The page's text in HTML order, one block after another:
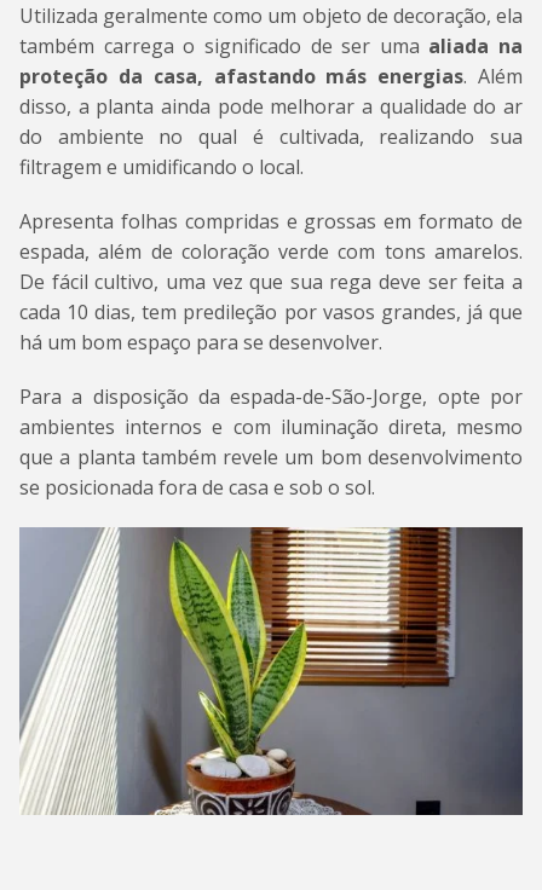
Utilizada geralmente como um objeto de decoração, ela
também carrega o significado de ser uma aliada na
proteção da casa, afastando más energias. Além
disso, a planta ainda pode melhorar a qualidade do ar
do ambiente no qual é cultivada, realizando sua
filtragem e umidificando o local.
Apresenta folhas compridas e grossas em formato de
espada, além de coloração verde com tons amarelos.
De fácil cultivo, uma vez que sua rega deve ser feita a
cada 10 dias, tem predileção por vasos grandes, já que
há um bom espaço para se desenvolver.
Para a disposição da espada-de-São-Jorge, opte por
ambientes internos e com iluminação direta, mesmo
que a planta também revele um bom desenvolvimento
se posicionada fora de casa e sob o sol.